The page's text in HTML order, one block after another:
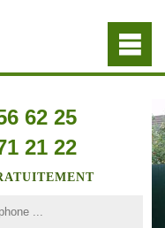
62 25
21 22